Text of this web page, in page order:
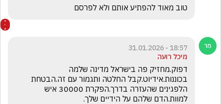
טוב מאוד להפתיע אותם ולא לפרסם
18:57 - 31.01.2026
מיכל רועה
למוות.הדם שלהם על הידיים שלך.